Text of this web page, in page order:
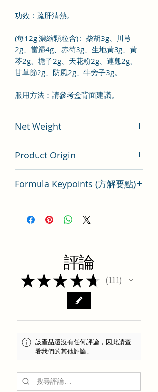
功效：疏肝清熱。
(每12g 濃縮顆粒含) : 柴胡3g、川芎
2g、當歸4g、赤芍3g、生地黃3g、黃
芩2g、梔子2g、天花粉2g、連翹2g、
甘草節2g、防風2g、牛旁子3g。
服用方法：請參考盒背面建議。
Net Weight
Product Origin
Formula Keypoints (方解要點)
評論
★★★★★ 111
111
該產品還沒有任何評論，因此請查
看我們的其他評論。